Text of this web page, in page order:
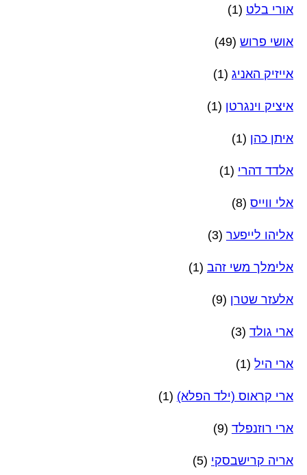
אורי בלט (1)
אושי פרוש (49)
אייזיק האניג (1)
איציק וינגרטן (1)
איתן כהן (1)
אלדד דהרי (1)
אלי ווייס (8)
אליהו לייפער (3)
אלימלך משי זהב (1)
אלעזר שטרן (9)
ארי גולד (3)
ארי היל (1)
ארי קראוס (ילד הפלא) (1)
ארי רוזנפלד (9)
אריה קרישבסקי (5)